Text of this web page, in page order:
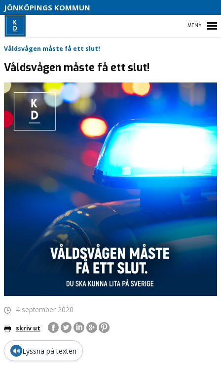
JÖNKÖPINGS KOMMUN
HEM
BLI MEDLEM
VAL 2026
Våldsvågen måste få ett slut!
Våldsvågen måste få ett slut!
4 september 2020
skriv ut
🔊 Lyssna på texten